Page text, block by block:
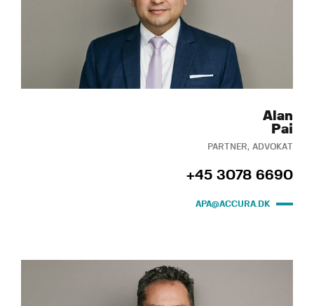
Alan
Pai
PARTNER, ADVOKAT
+45 3078 6690
APA@ACCURA.DK